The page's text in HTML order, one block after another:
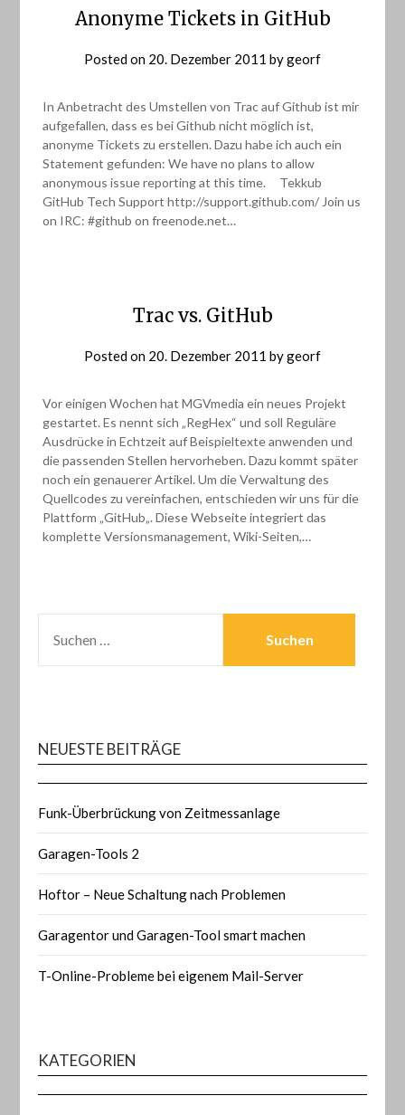
Anonyme Tickets in GitHub
Posted on 20. Dezember 2011 bygeorf
In Anbetracht des Umstellen von Trac auf Github ist mir
aufgefallen, dass es bei Github nicht möglich ist,
anonyme Tickets zu erstellen. Dazu habe ich auch ein
Statement gefunden: We have no plans to allow
anonymous issue reporting at this time. Tekkub
GitHub Tech Support http://support.github.com/ Join us
on IRC: #github on freenode.net…
Trac vs. GitHub
Posted on 20. Dezember 2011 bygeorf
Vor einigen Wochen hat MGVmedia ein neues Projekt
gestartet. Es nennt sich „RegHex“ und soll Reguläre
Ausdrücke in Echtzeit auf Beispieltexte anwenden und
die passenden Stellen hervorheben. Dazu kommt später
noch ein genauerer Artikel. Um die Verwaltung des
Quellcodes zu vereinfachen, entschieden wir uns für die
Plattform „GitHub„. Diese Webseite integriert das
komplette Versionsmanagement, Wiki-Seiten,…
NACH:
NEUESTE BEITRÄGE
Funk-Überbrückung von Zeitmessanlage
Garagen-Tools 2
Hoftor – Neue Schaltung nach Problemen
Garagentor und Garagen-Tool smart machen
T-Online-Probleme bei eigenem Mail-Server
KATEGORIEN